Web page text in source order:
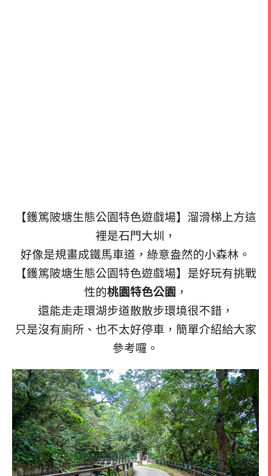
【鑊篤陂塘生態公園特色遊戲場】溜滑梯上方這
裡是石門大圳，
好像是規畫成鐵馬車道，綠意盎然的小森林。
【鑊篤陂塘生態公園特色遊戲場】是好玩有挑戰
性的桃園特色公園 ，
還能走走環湖步道散散步環境很不錯，
只是沒有廁所、也不太好停車，簡單介紹給大家
參考囉。